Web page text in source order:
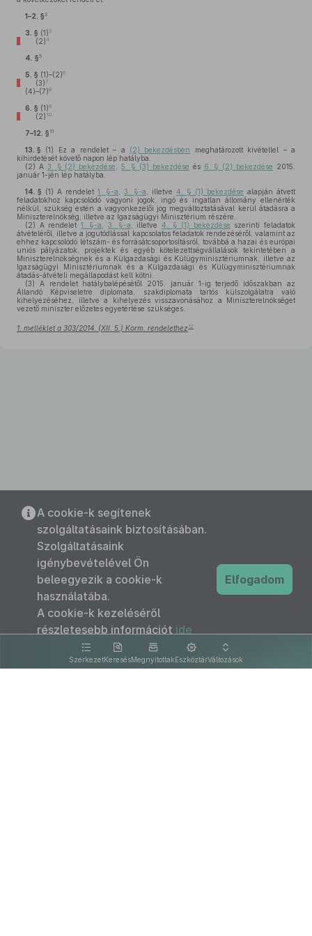
1–2. §2
3. § (1) 3
(2)4
4. §5
5. § (1)–(2)6
(3)7
(4)–(7)8
6. § (1)9
(2) 10
7–12. § 11
13. § (1) Ez a rendelet – a (2) bekezdésben
meghatározott kivétellel – a
kihirdetését követő napon lép hatályba.
(2) A 3. § (2) bekezdése ,5. § (3) bekezdése és 6. § (2) bekezdése 2015.
január 1-jén lép hatályba.
14. § (1) A rendelet 1. §-a 3. §-a , illetve 4. § (1) bekezdése alapján átvett
feladatokhoz kapcsolódó vagyoni jogok, ingó és ingatlan állomány ellenérték
nélkül, szükség estén a vagyonkezelői jog megváltoztatásával kerül átadásra a
Miniszterelnökség, illetve az Igazságügyi Minisztérium részére.
(2) A rendelet 1. §-a ,3. §-a , illetve 4. § (1) bekezdése szerinti feladatok
átvételéről, illetve a jogutódlással kapcsolatos feladatok rendezéséről, valamint az
ehhez kapcsolódó létszám- és forrásátcsoportosításról, továbbá a hazai és európai
uniós pályázatok, projektek és egyéb kötelezettségvállalások tekintetében a
Miniszterelnökségnek és a Külgazdasági és Külügyminisztériumnak, illetve az
Igazságügyi Minisztériumnak és a Külgazdasági és Külügyminisztériumnak
átadás-átvételi megállapodást kell kötni.
(3) A rendelet hatálybalépésétől 2015. január 1-ig terjedő időszakban az
Állandó Képviseletre diplomata, szakdiplomata tartós külszolgálatra való
kihelyezéséhez, illetve a kihelyezés visszavonásához a Miniszterelnökséget
vezető miniszter előzetes egyetértése szükséges.
1. melléklet a 303/2014. (XII. 5.) Korm. rendelethez 12
SzerkezetKeresésMegnyitottakEszköztárVáltozások
A cookie-k segítenek
szolgáltatásaink biztosításában.
Szolgáltatásaink
igénybevételével Ön
beleegyezik a cookie-k
használatába.
A cookie-k kezeléséről
részletesebb információt ide
kattintva olvashat.
Elfogadom